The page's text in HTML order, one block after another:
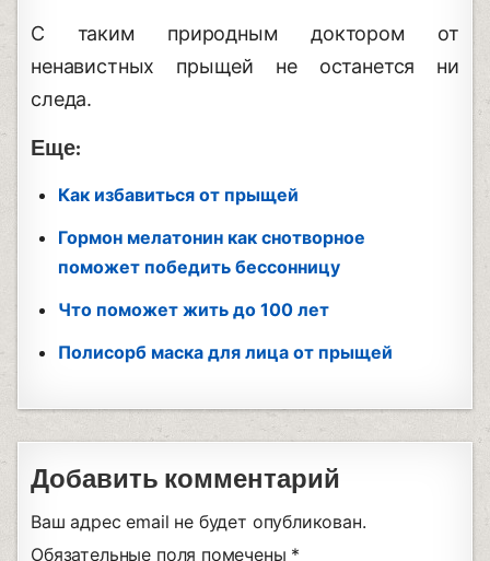
С таким природным доктором от
ненавистных прыщей не останется ни
следа.
Еще:
Как избавиться от прыщей
Гормон мелатонин как снотворное
поможет победить бессонницу
Что поможет жить до 100 лет
Полисорб маска для лица от прыщей
Добавить комментарий
Ваш адрес email не будет опубликован.
Обязательные поля помечены *